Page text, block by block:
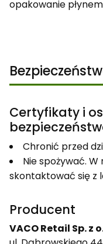
opakowanie
Certyfikaty i
Chronić przed
Nie spożywać.
skontaktować się z
Producent
VACO Retail Sp. z